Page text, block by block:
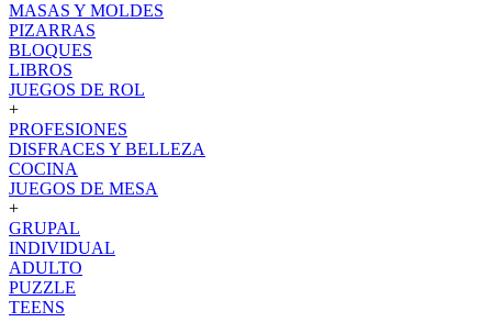
MASAS Y MOLDES
PIZARRAS
BLOQUES
LIBROS
JUEGOS DE ROL
+
PROFESIONES
DISFRACES Y BELLEZA
COCINA
JUEGOS DE MESA
+
GRUPAL
INDIVIDUAL
ADULTO
PUZZLE
TEENS